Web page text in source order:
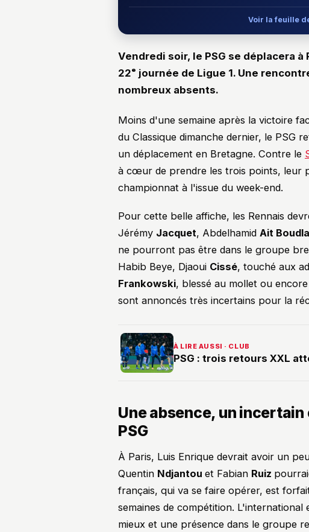
Voir la feuille
Vendredi soir, le PSG se déplacera
22ᵉ journée de Ligue 1. Une
nombreux absents.
Moins d'une semaine après la victoire
du Classique dimanche dernier, le PSG
un déplacement en Bretagne. Contre le
à cœur de prendre les trois points, leur
championnat à l'issue du week-end.
Pour cette belle affiche, les Rennais
Jérémy Jacquet, Abdelhamid Ait
ne pourront pas être dans le groupe
Habib Beye, Djaoui Cissé, touché aux
Frankowski, blessé au mollet ou encore
sont annoncés très incertains pour la
À LIRE AUSSI · CLUB
PSG : trois retours XXL
Une absence, un incertain
PSG
À Paris, Luis Enrique devrait avoir un
Quentin Ndjantou et Fabian Ruiz
français, qui va se faire opérer, est
semaines de compétition.
mieux et une présence dans le groupe